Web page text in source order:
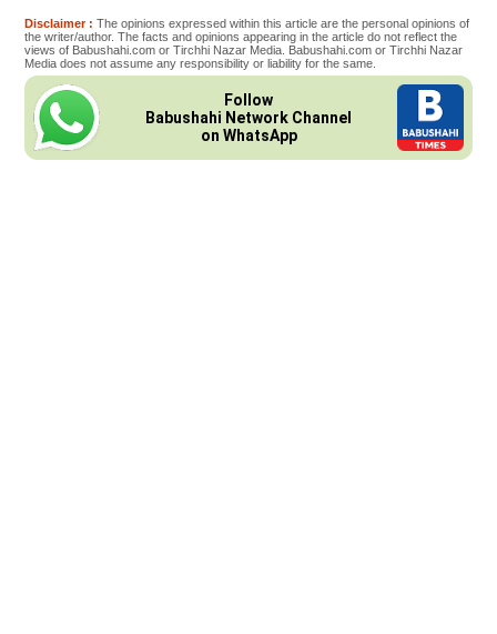
Disclaimer : The opinions expressed within this article are the personal opinions of
the writer/author. The facts and opinions appearing in the article do not reflect the
views of Babushahi.com or Tirchhi Nazar Media. Babushahi.com or Tirchhi Nazar
Media does not assume any responsibility or liability for the same.
Follow
Babushahi Network Channel
on WhatsApp